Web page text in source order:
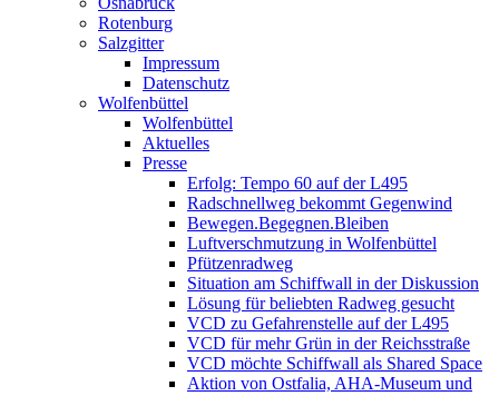
Rotenburg
Salzgitter
Impressum
Datenschutz
Wolfenbüttel
Wolfenbüttel
Aktuelles
Presse
Erfolg: Tempo 60 auf der L495
Radschnellweg bekommt Gegenwind
Bewegen.Begegnen.Bleiben
Luftverschmutzung in Wolfenbüttel
Pfützenradweg
Situation am Schiffwall in der Diskussion
Lösung für beliebten Radweg gesucht
VCD zu Gefahrenstelle auf der L495
VCD für mehr Grün in der Reichsstraße
VCD möchte Schiffwall als Shared Space
Aktion von Ostfalia, AHA-Museum und